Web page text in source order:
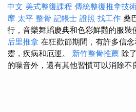
中文 美式整復課程 傳統整復推拿技
摩 太平 整骨 記帳士 證照 找工作 桑
行，音樂舞蹈慶典和色彩鮮豔的服裝
后里推拿 在狂歡節期間，有許多信
靈，疾病和厄運。 新竹整骨推薦 除
的噪音外，還有其他習慣可以消除不